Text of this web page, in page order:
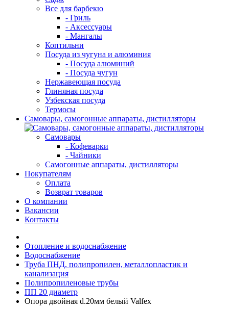
Все для барбекю
- Гриль
- Аксессуары
- Мангалы
Коптильни
Посуда из чугуна и алюминия
- Посуда алюминий
- Посуда чугун
Нержавеющая посуда
Глиняная посуда
Узбекская посуда
Термосы
Самовары, самогонные аппараты, дистилляторы
Самовары
- Кофеварки
- Чайники
Самогонные аппараты, дистилляторы
Покупателям
Оплата
Возврат товаров
О компании
Вакансии
Контакты
Отопление и водоснабжение
Водоснабжение
Труба ПНД, полипропилен, металлопластик и
канализация
Полипропиленовые трубы
ПП 20 диаметр
Опора двойная d.20мм белый Valfex